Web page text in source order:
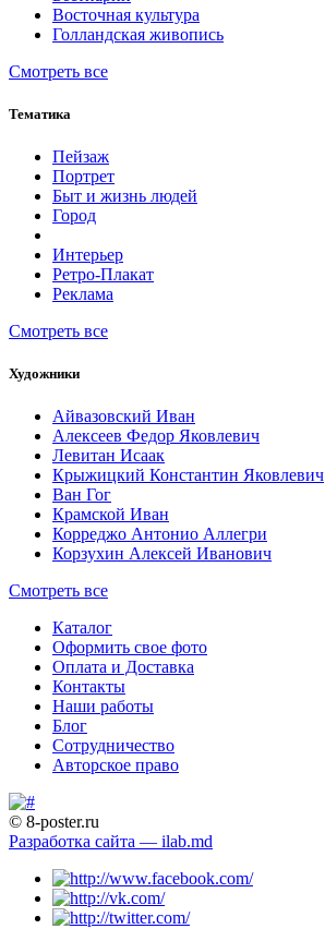
Восточная культура
Голландская живопись
Смотреть все
Тематика
Пейзаж
Портрет
Быт и жизнь людей
Город
Интерьер
Ретро-Плакат
Реклама
Смотреть все
Художники
Айвазовский Иван
Алексеев Федор Яковлевич
Левитан Исаак
Крыжицкий Константин Яковлевич
Ван Гог
Крамской Иван
Корреджо Антонио Аллегри
Корзухин Алексей Иванович
Смотреть все
Каталог
Оформить свое фото
Оплата и Доставка
Контакты
Наши работы
Блог
Сотрудничество
Авторское право
© 8-poster.ru
Разработка сайта — ilab.md